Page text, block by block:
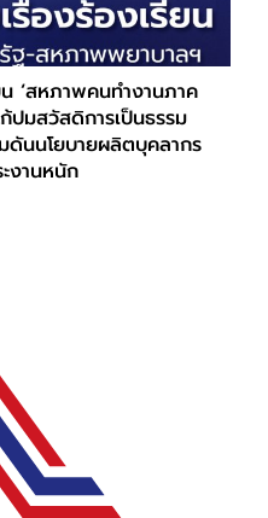
‘สหภาพคนทำงานภาค
มสวัสดิการเป็นธรรม
นนโยบายผลิตบุคลากร
งานหนัก